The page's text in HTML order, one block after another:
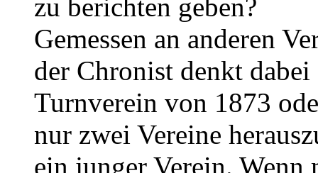
zu berichten geben?
Gemessen an anderen
der Chronist denkt dabei
Turnverein von 1873
nur zwei Vereine
ein junger Verein. Wenn